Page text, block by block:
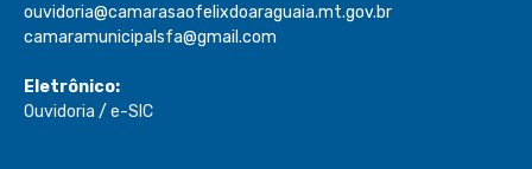
ouvidoria@camarasaofelixdoaraguaia.mt.gov.br
camaramunicipalsfa@gmail.com
Eletrônico:
Ouvidoria / e-SIC